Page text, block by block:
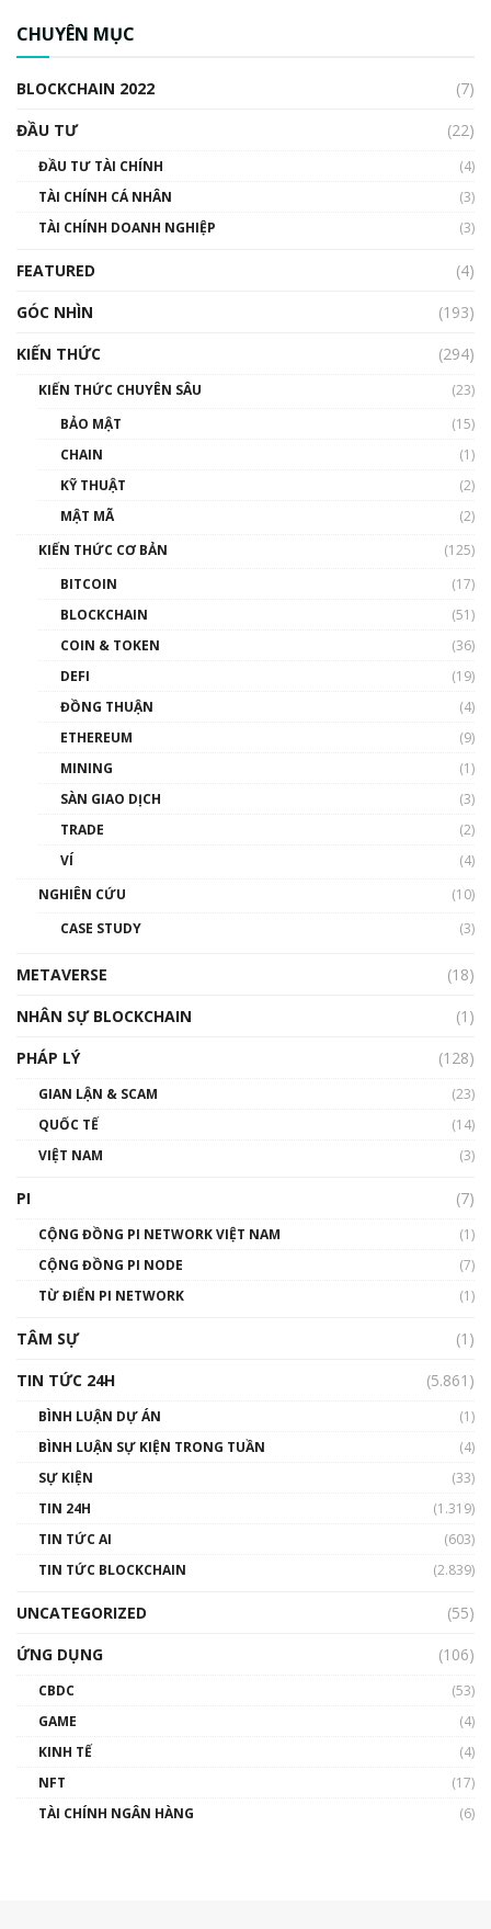
00:02:14
Nhìn lại năm 2022: Những sự kiện ảnh hưởng
đến hệ sinh thái tiền mã hoá | Phổ cập
00:43:47
như thể nào?
00:39:31
Phổ cập Blockchain
thống & Crypto qua các cuộc chiến | Phổ cập
01:32:59
gió ấm
Talkshow 14: MemeCoin – Trò đùa tỷ đô
01:29:26
CHUYÊN MỤC
BLOCKCHAIN 2022
(7)
ĐẦU TƯ
(22)
ĐẦU TƯ TÀI CHÍNH
(4)
TÀI CHÍNH CÁ NHÂN
(3)
TÀI CHÍNH DOANH NGHIỆP
(3)
FEATURED
(4)
GÓC NHÌN
(193)
KIẾN THỨC
(294)
KIẾN THỨC CHUYÊN SÂU
(23)
BẢO MẬT
(15)
CHAIN
(1)
KỸ THUẬT
(2)
MẬT MÃ
(2)
KIẾN THỨC CƠ BẢN
(125)
BITCOIN
(17)
BLOCKCHAIN
(51)
COIN & TOKEN
(36)
DEFI
(19)
ĐỒNG THUẬN
(4)
ETHEREUM
(9)
MINING
(1)
SÀN GIAO DỊCH
(3)
TRADE
(2)
VÍ
(4)
NGHIÊN CỨU
(10)
CASE STUDY
(3)
METAVERSE
(18)
NHÂN SỰ BLOCKCHAIN
(1)
PHÁP LÝ
(128)
GIAN LẬN & SCAM
(23)
QUỐC TẾ
(14)
VIỆT NAM
(3)
PI (7)
CỘNG ĐỒNG PI NETWORK VIỆT NAM
(1)
CỘNG ĐỒNG PI NODE
(7)
TỪ ĐIỂN PI NETWORK
(1)
TÂM SỰ
(1)
TIN TỨC 24H
(5.861)
BÌNH LUẬN DỰ ÁN
(1)
BÌNH LUẬN SỰ KIỆN TRONG TUẦN
(4)
SỰ KIỆN
(33)
TIN 24H
(1.319)
TIN TỨC AI
(603)
TIN TỨC BLOCKCHAIN
(2.839)
UNCATEGORIZED
(55)
ỨNG DỤNG
(106)
CBDC
(53)
GAME
(4)
KINH TẾ
(4)
NFT
(17)
TÀI CHÍNH NGÂN HÀNG
(6)